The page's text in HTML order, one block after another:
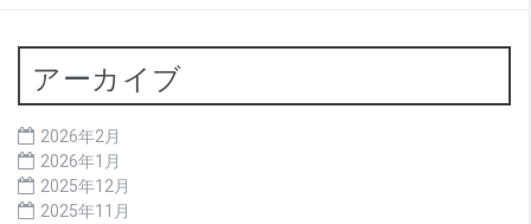
アーカイブ
2026年2月
2026年1月
2025年12月
2025年11月